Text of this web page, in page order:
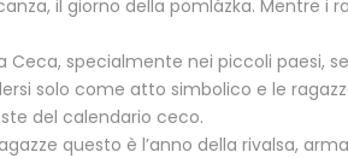
il giorno della pomlázka. Mentre i
specialmente nei piccoli paesi,
solo come atto simbolico e le
del calendario ceco.
questo è l’anno della rivalsa,